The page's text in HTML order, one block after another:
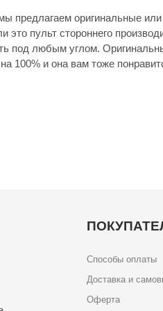
предлагаем оригинальные
это пульт стороннего
под любым углом.
100% и она вам тоже
Способы оплаты
Доставка и
Оферта